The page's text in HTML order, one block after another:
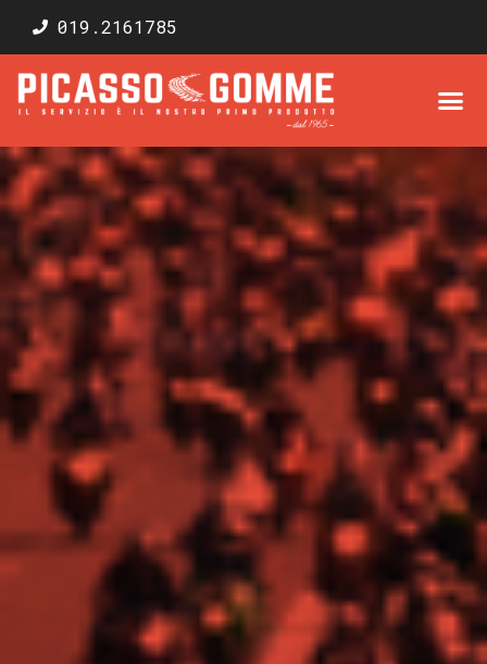
019.2161785